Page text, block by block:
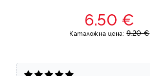
6.50 €
Каталожна цена: 9.20 €